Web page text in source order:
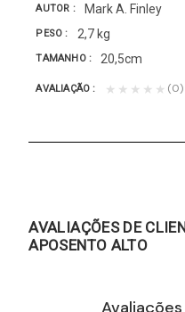
AUTOR Mark A. Finley
PESO 2,7 kg
TAMANHO 20,5cm
AVALIAÇÃO ★★★★★ (0)
AVALIAÇÕES DE
APOSENTO ALTO